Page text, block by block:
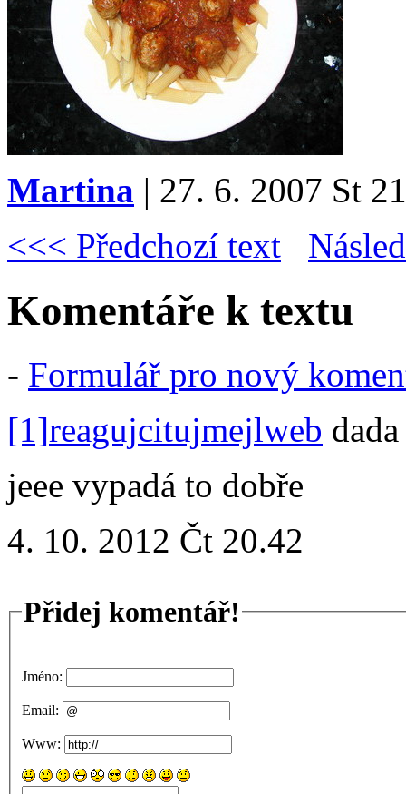
Martina | 27. 6. 2007 St
<<< Předchozí text
Komentáře k textu
- Formulář pro nový
[1]reagujcitujmejlweb dada
jeee vypadá to dobře
4. 10. 2012 Čt 20.42
Přidej komentář!
Jméno:
Email:
Www: